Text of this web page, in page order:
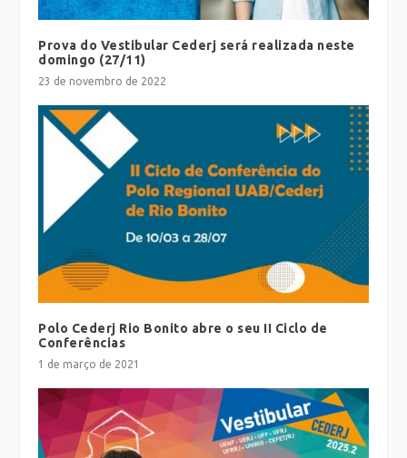
Prova do Vestibular Cederj será realizada neste
domingo (27/11)
23 de novembro de 2022
Polo Cederj Rio Bonito abre o seu II Ciclo de
Conferências
1 de março de 2021